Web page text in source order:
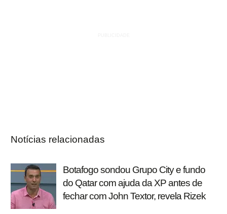
Notícias relacionadas
Botafogo sondou Grupo City e fundo
do Qatar com ajuda da XP antes de
fechar com John Textor, revela Rizek